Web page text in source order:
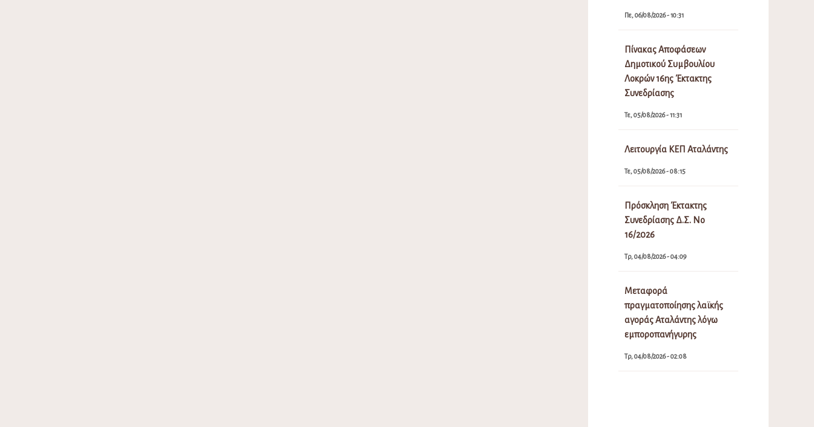
Πε, 06/08/2026 - 10:31
Πίνακας Αποφάσεων
Δημοτικού Συμβουλίου
Λοκρών 16ης Έκτακτης
Συνεδρίασης
Τε, 05/08/2026 - 11:31
Λειτουργία ΚΕΠ Αταλάντης
Τε, 05/08/2026 - 08:15
Πρόσκληση Έκτακτης
Συνεδρίασης Δ.Σ. Νο
16/2026
Τρ, 04/08/2026 - 04:09
Μεταφορά
πραγματοποίησης λαϊκής
αγοράς Αταλάντης λόγω
εμποροπανήγυρης
Τρ, 04/08/2026 - 02:08